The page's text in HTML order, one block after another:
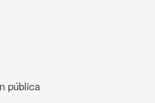
pública